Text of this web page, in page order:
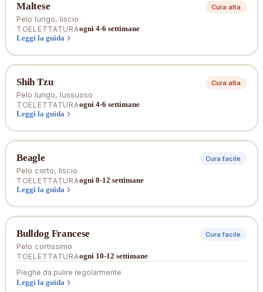
Maltese Cura alta
Pelo lungo, liscio
TOELETTATURAogni 4-6 settimane
Leggi la guida
Shih Tzu Cura alta
Pelo lungo, lussuoso
TOELETTATURAogni 4-6 settimane
Leggi la guida
Beagle Cura facile
Pelo corto, liscio
TOELETTATURAogni 8-12 settimane
Leggi la guida
Bulldog Francese Cura facile
Pelo cortissimo
TOELETTATURAogni 10-12 settimane
Pieghe da pulire regolarmente
Leggi la guida